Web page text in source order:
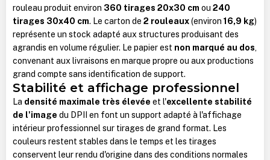
rouleau produit environ 360 tirages 20x30 cm ou 240
tirages 30x40 cm. Le carton de 2 rouleaux(environ 16,9 kg)
représente un stock adapté aux structures produisant des
agrandis en volume régulier. Le papier est non marqué au dos,
convenant aux livraisons en marque propre ou aux productions
grand compte sans identification de support.
Stabilité et affichage professionnel
La densité maximale très élevée et l'excellente stabilité
de l'image du DPII en font un support adapté à l'affichage
intérieur professionnel sur tirages de grand format. Les
couleurs restent stables dans le temps et les tirages
conservent leur rendu d'origine dans des conditions normales